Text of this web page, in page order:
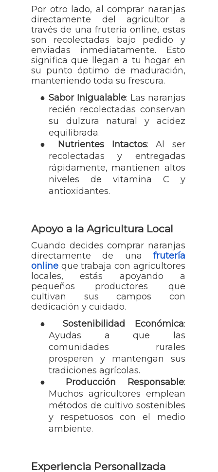
Por otro lado, al comprar naranjas
directamente del agricultor a
través de una frutería online, estas
son recolectadas bajo pedido y
enviadas inmediatamente. Esto
significa que llegan a tu hogar en
su punto óptimo de maduración,
manteniendo toda su frescura.
● Sabor Inigualable: Las naranjas
recién recolectadas conservan
su dulzura natural y acidez
equilibrada.
● Nutrientes Intactos: Al ser
recolectadas y entregadas
rápidamente, mantienen altos
niveles de vitamina C y
antioxidantes.
Apoyo a la Agricultura Local
Cuando decides comprar naranjas
directamente de una frutería
online que trabaja con agricultores
locales, estás apoyando a
pequeños productores que
cultivan sus campos con
dedicación y cuidado.
● Sostenibilidad Económica:
Ayudas a que las
comunidades rurales
prosperen y mantengan sus
tradiciones agrícolas.
● Producción Responsable:
Muchos agricultores emplean
métodos de cultivo sostenibles
y respetuosos con el medio
ambiente.
Experiencia Personalizada